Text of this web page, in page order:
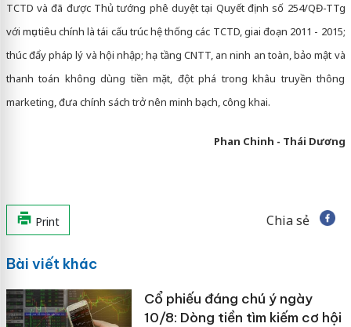
TCTD và đã được Thủ tướng phê duyệt tại Quyết định số 254/QĐ-TTg
với mục tiêu chính là tái cấu trúc hệ thống các TCTD, giai đoạn 2011 - 2015;
thúc đẩy pháp lý và hội nhập; hạ tầng CNTT, an ninh an toàn, bảo mật và
thanh toán không dùng tiền mặt, đột phá trong khâu truyền thông
marketing, đưa chính sách trở nên minh bạch, công khai.
Phan Chinh - Thái Dương
Print Chia sẻ
Bài viết khác
Cổ phiếu đáng chú ý ngày
10/8: Dòng tiền tìm kiếm cơ hội